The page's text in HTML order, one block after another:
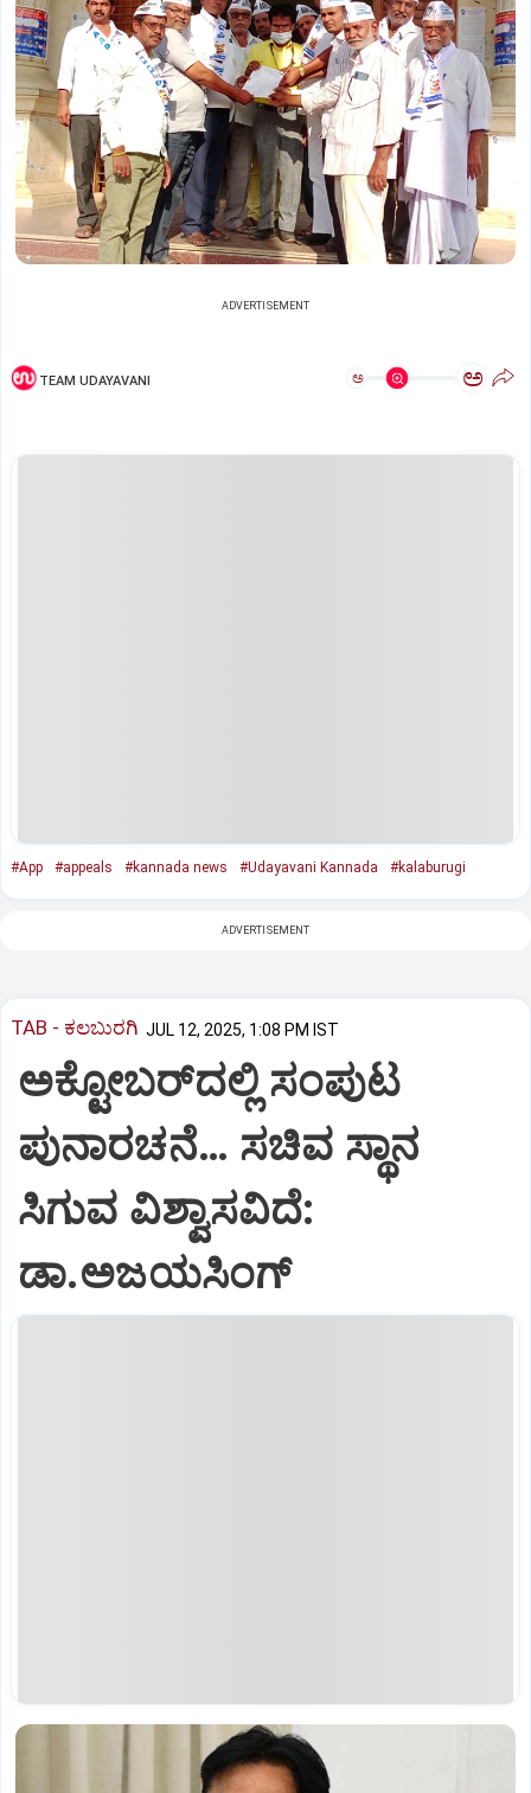
ADVERTISEMENT
TEAM UDAYAVANI ಅ ಅ
#App #appeals #kannada news #Udayavani Kannada #kalaburugi
ADVERTISEMENT
TAB - ಕಲಬುರಗಿ JUL 12, 2025, 1:08 PM IST
ಅಕ್ಟೋಬರ್‌ದಲ್ಲಿ ಸಂಪುಟ
ಪುನಾರಚನೆ… ಸಚಿವ ಸ್ಥಾನ
ಸಿಗುವ ವಿಶ್ವಾಸವಿದೆ:
ಡಾ.ಅಜಯಸಿಂಗ್